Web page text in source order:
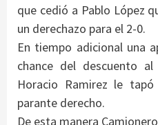
que cedió a Pablo López
un derechazo para el 2-0.
En tiempo adicional una
chance del descuento
Horacio Ramirez le
parante derecho.
De esta manera